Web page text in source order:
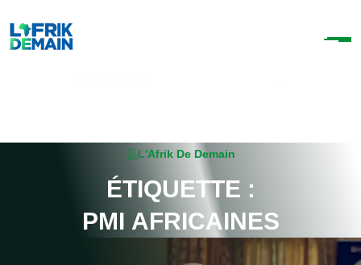
L'Afrik De Demain
ÉTIQUETTE :
PMI AFRICAINES